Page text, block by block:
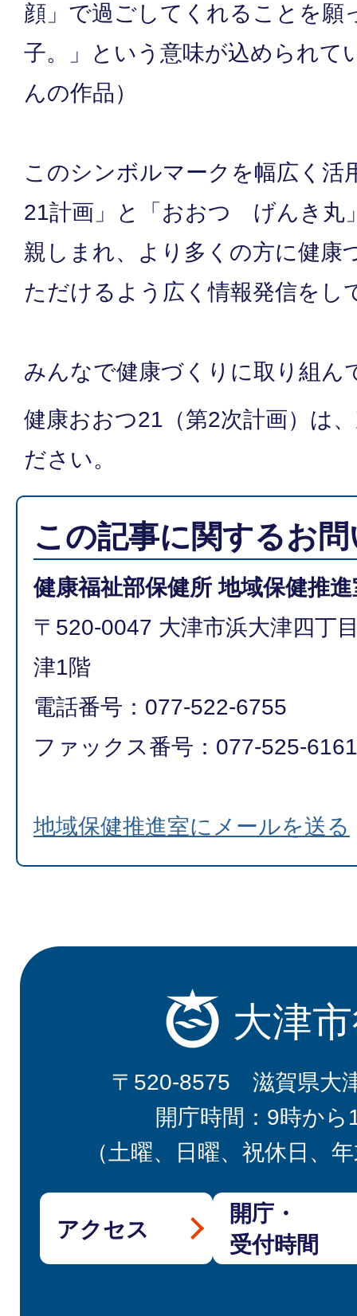
顔」で過ごしてくれることを願
子。」という意味が込められて
んの作品）
このシンボルマークを幅広く活
21計画」と「おおつ げんき丸
親しまれ、より多くの方に健康
ただけるよう広く情報発信をし
みんなで健康づくりに取り組ん
健康おおつ21（第2次計画）は
ださい。
この記事に関するお
健康福祉部保健所 地域保健推進
〒520-0047 大津市浜大津四丁
津1階
電話番号：077-522-6755
ファックス番号：077-525-6161
地域保健推進室にメールを送る
大津
〒520-8575 滋賀県大
開庁時間：9時から
（土曜、日曜、祝休日、
アクセス
開庁・
受付時間